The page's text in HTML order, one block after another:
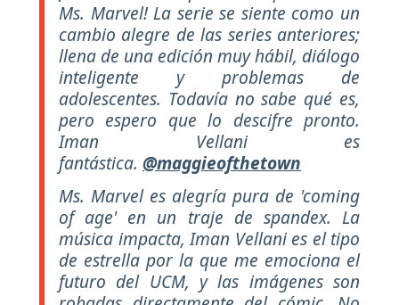
Ms. Marvel! La serie se siente como un
cambio alegre de las series anteriores;
llena de una edición muy hábil, diálogo
inteligente y problemas de
adolescentes. Todavía no sabe qué es,
pero espero que lo descifre pronto.
Iman Vellani es
fantástica. @maggieofthetown
Ms. Marvel es alegría pura de 'coming
of age' en un traje de spandex. La
música impacta, Iman Vellani es el tipo
de estrella por la que me emociona el
futuro del UCM, y las imágenes son